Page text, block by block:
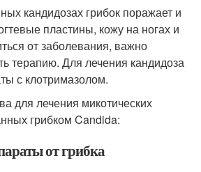
кандидозах грибок поражает и
пластины, кожу на ногах и
от заболевания, важно
терапию. Для лечения кандидоза
с клотримазолом.
для лечения микотических
грибком Candida:
от грибка